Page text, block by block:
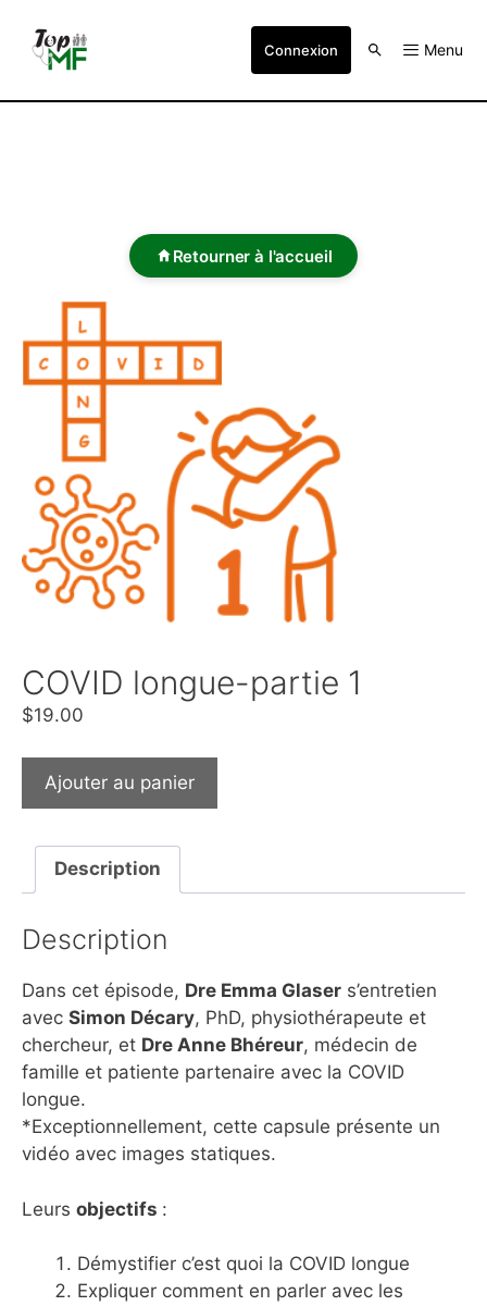
Connexion Menu
Retourner à l'accueil
COVID longue-partie 1
$19.00
Ajouter au panier
Description
Description
Dans cet épisode, Dre Emma Glaser s’entretien
avec Simon Décary, PhD, physiothérapeute et
chercheur, et Dre Anne Bhéreur, médecin de
famille et patiente partenaire avec la COVID
longue.
*Exceptionnellement, cette capsule présente un
vidéo avec images statiques.
Leurs objectifs :
Démystifier c’est quoi la COVID longue
Expliquer comment en parler avec les